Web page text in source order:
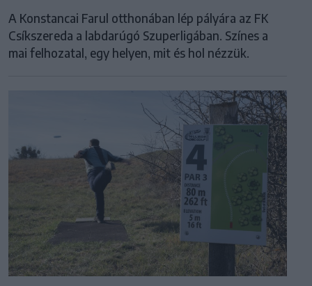
A Konstancai Farul otthonában lép pályára az FK
Csíkszereda a labdarúgó Szuperligában. Színes a
mai felhozatal, egy helyen, mit és hol nézzük.